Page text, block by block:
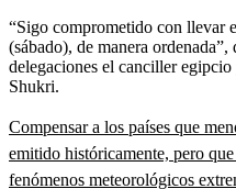
“Sigo comprometido con llevar
(sábado), de manera
delegaciones el canciller
Shukri.
Compensar a los países que
emitido históricamente, pero
fenómenos meteorológicos